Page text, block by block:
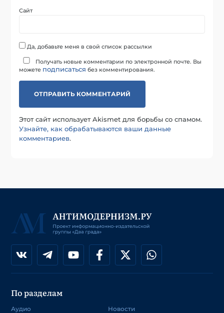
Сайт
Да, добавьте меня в свой список рассылки
Получать новые комментарии по электронной почте. Вы
можете подписаться без комментирования.
Этот сайт использует Akismet для борьбы со спамом.
Узнайте, как обрабатываются ваши данные
комментариев.
По разделам
Аудио
Новости